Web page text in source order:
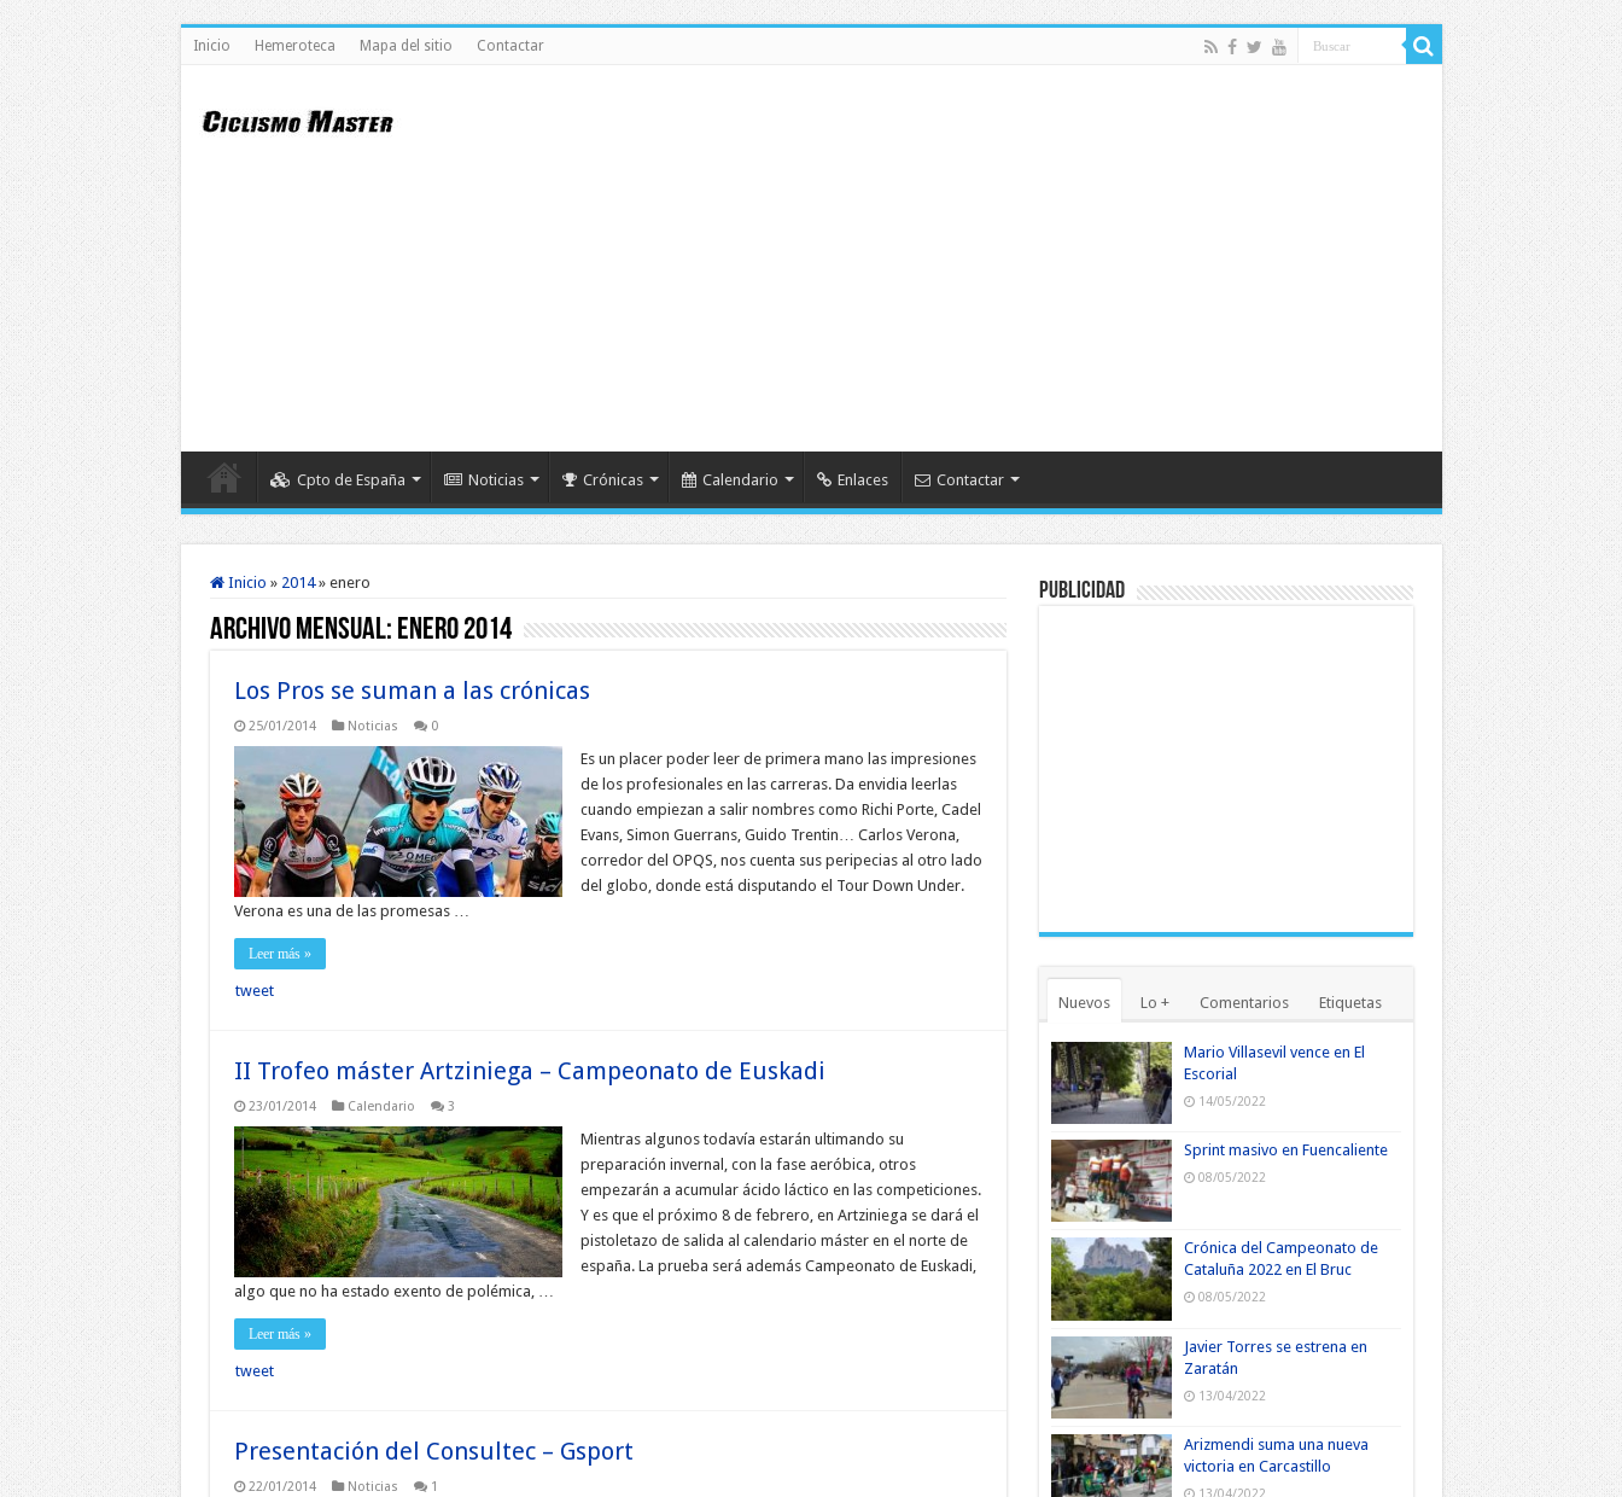
Inicio Hemeroteca Mapa del sitio Contactar
Cpto de España Noticias Crónicas Calendario Enlaces Contactar
Inicio » 2014 » enero
Archivo mensual: enero 2014
Los Pros se suman a las crónicas
25/01/2014 Noticias 0
Es un placer poder leer de primera mano las impresiones
de los profesionales en las carreras. Da envidia leerlas
cuando empiezan a salir nombres como Richi Porte, Cadel
Evans, Simon Guerrans, Guido Trentin… Carlos Verona,
corredor del OPQS, nos cuenta sus peripecias al otro lado
del globo, donde está disputando el Tour Down Under.
Verona es una de las promesas …
Leer más »
tweet
II Trofeo máster Artziniega – Campeonato de Euskadi
23/01/2014 Calendario 3
Mientras algunos todavía estarán ultimando su
preparación invernal, con la fase aeróbica, otros
empezarán a acumular ácido láctico en las competiciones.
Y es que el próximo 8 de febrero, en Artziniega se dará el
pistoletazo de salida al calendario máster en el norte de
españa. La prueba será además Campeonato de Euskadi,
algo que no ha estado exento de polémica, …
Leer más »
tweet
Presentación del Consultec – Gsport
22/01/2014 Noticias 1
Publicidad
Nuevos Lo + Comentarios Etiquetas
Mario Villasevil vence en El
Escorial
14/05/2022
Sprint masivo en Fuencaliente
08/05/2022
Crónica del Campeonato de
Cataluña 2022 en El Bruc
08/05/2022
Javier Torres se estrena en
Zaratán
13/04/2022
Arizmendi suma una nueva
victoria en Carcastillo
13/04/2022